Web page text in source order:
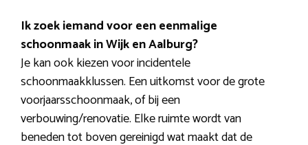
Ik zoek iemand voor een eenmalige
schoonmaak in Wijk en Aalburg?
Je kan ook kiezen voor incidentele
schoonmaakklussen. Een uitkomst voor de grote
voorjaarsschoonmaak, of bij een
verbouwing/renovatie. Elke ruimte wordt van
beneden tot boven gereinigd wat maakt dat de